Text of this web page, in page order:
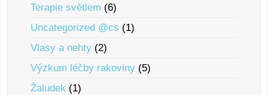
Terapie svĕtlem (6)
Uncategorized @cs (1)
Vlasy a nehty (2)
Výzkum léčby rakoviny (5)
Žaludek (1)